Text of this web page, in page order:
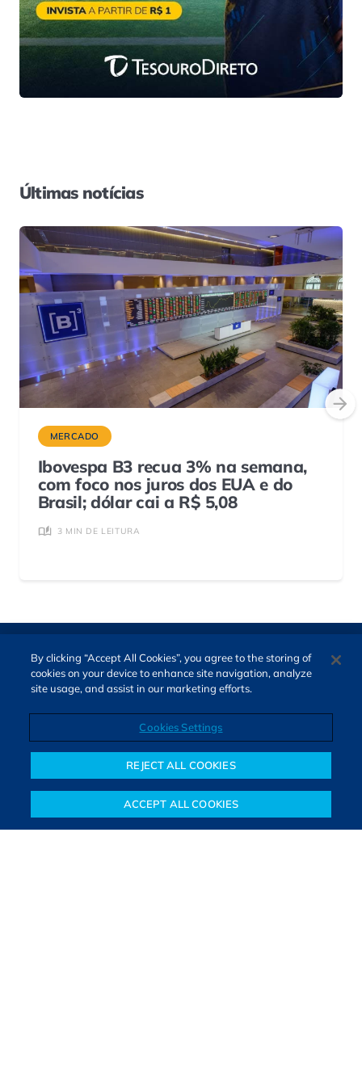
Notícias Colunistas Objetivos financeiros Investimentos Mais
Últimas notícias
MERCADO
Ibovespa B3 recua 3% na semana,
com foco nos juros dos EUA e do
Brasil; dólar cai a R$ 5,08
3 MIN DE LEITURA
O Bora Investir, site de notícias e educação financeira da B3,
oferece notícias e conteúdos especializados sobre o mercado
composta por especialistas, o site proporciona aprendizado
sólido e confiável, além de artigos de parceiros que ampliam
By clicking “Accept All Cookies”, you agree to the storing of
cookies on your device to enhance site navigation, analyze
site usage, and assist in our marketing efforts.
Cookies Settings
REJECT ALL COOKIES
ACCEPT ALL COOKIES